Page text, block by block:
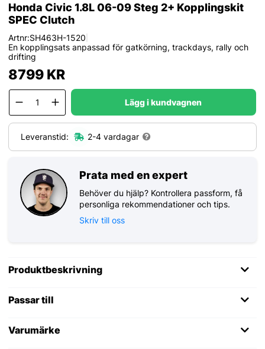
Honda Civic 1.8L 06-09 Steg 2+ Kopplingskit
SPEC Clutch
Artnr:SH463H-1520
En kopplingsats anpassad för gatkörning, trackdays, rally och
drifting
8799KR
Lägg i kundvagnen
Leveranstid: 2-4 vardagar
Prata med en expert
Behöver du hjälp? Kontrollera passform, få
personliga rekommendationer och tips.
Skriv till oss
Produktbeskrivning
Passar till
Varumärke